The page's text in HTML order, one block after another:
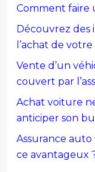
Comment faire
Découvrez des
l’achat de
Vente d’un
couvert par
Achat voiture
anticiper son
Assurance auto
ce avantageux